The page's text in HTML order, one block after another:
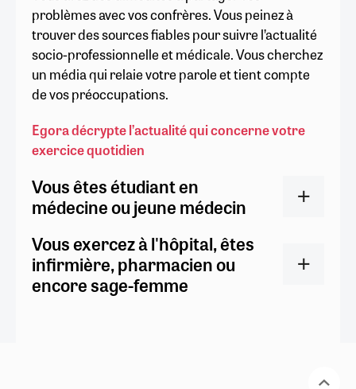
problèmes avec vos confrères. Vous peinez à
trouver des sources fiables pour suivre l’actualité
socio-professionnelle et médicale. Vous cherchez
un média qui relaie votre parole et tient compte
de vos préoccupations.
Egora décrypte l’actualité qui concerne votre
exercice quotidien
Vous êtes étudiant en
médecine ou jeune médecin
Vous exercez à l'hôpital, êtes
infirmière, pharmacien ou
encore sage-femme